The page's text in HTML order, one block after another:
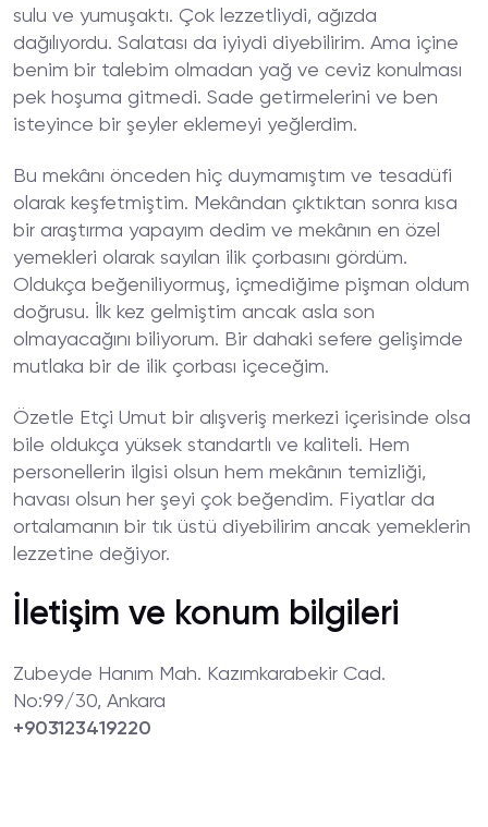
sulu ve yumuşaktı. Çok lezzetliydi, ağızda
dağılıyordu. Salatası da iyiydi diyebilirim. Ama içine
benim bir talebim olmadan yağ ve ceviz konulması
pek hoşuma gitmedi. Sade getirmelerini ve ben
isteyince bir şeyler eklemeyi yeğlerdim.
Bu mekânı önceden hiç duymamıştım ve tesadüfi
olarak keşfetmiştim. Mekândan çıktıktan sonra kısa
bir araştırma yapayım dedim ve mekânın en özel
yemekleri olarak sayılan ilik çorbasını gördüm.
Oldukça beğeniliyormuş, içmediğime pişman oldum
doğrusu. İlk kez gelmiştim ancak asla son
olmayacağını biliyorum. Bir dahaki sefere gelişimde
mutlaka bir de ilik çorbası içeceğim.
Özetle Etçi Umut bir alışveriş merkezi içerisinde olsa
bile oldukça yüksek standartlı ve kaliteli. Hem
personellerin ilgisi olsun hem mekânın temizliği,
havası olsun her şeyi çok beğendim. Fiyatlar da
ortalamanın bir tık üstü diyebilirim ancak yemeklerin
lezzetine değiyor.
İletişim ve konum bilgileri
Zubeyde Hanım Mah. Kazımkarabekir Cad.
No:99/30, Ankara
+903123419220